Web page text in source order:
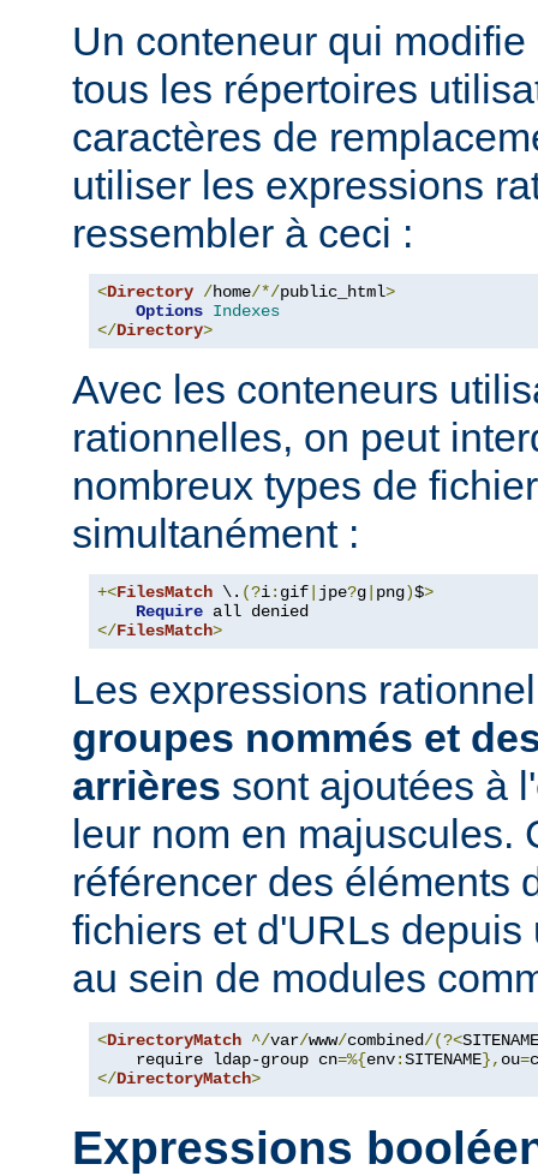
Un conteneur qui
tous les répertoires
caractères de
utiliser les expressions
ressembler à ceci :
<Directory /home/*/public_html>
Options Indexes
</Directory>
Avec les conteneurs
rationnelles, on peut
nombreux types de
simultanément :
+<FilesMatch \. (?i: gif jpe?g png)$>
Require
</FilesMatch>
Les expressions
groupes nommés et
arrières sont ajoutées à
leur nom en majuscules.
référencer des éléments
fichiers et d'URLs
au sein de modules
<DirectoryMatch ^/var/www/combined/(?<SITENAME
    require ldap-group cn
=%{env:SITENAME}, ou=
</DirectoryMatch>
Expressions